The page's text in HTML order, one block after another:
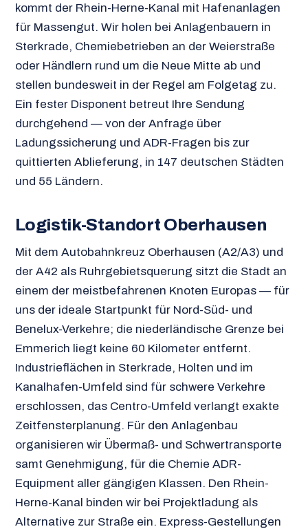
kommt der Rhein-Herne-Kanal mit Hafenanlagen
für Massengut. Wir holen bei Anlagenbauern in
Sterkrade, Chemiebetrieben an der Weierstraße
oder Händlern rund um die Neue Mitte ab und
stellen bundesweit in der Regel am Folgetag zu.
Ein fester Disponent betreut Ihre Sendung
durchgehend — von der Anfrage über
Ladungssicherung und ADR-Fragen bis zur
quittierten Ablieferung, in 147 deutschen Städten
und 55 Ländern.
Logistik-Standort Oberhausen
Mit dem Autobahnkreuz Oberhausen (A2/A3) und
der A42 als Ruhrgebietsquerung sitzt die Stadt an
einem der meistbefahrenen Knoten Europas — für
uns der ideale Startpunkt für Nord-Süd- und
Benelux-Verkehre; die niederländische Grenze bei
Emmerich liegt keine 60 Kilometer entfernt.
Industrieflächen in Sterkrade, Holten und im
Kanalhafen-Umfeld sind für schwere Verkehre
erschlossen, das Centro-Umfeld verlangt exakte
Zeitfensterplanung. Für den Anlagenbau
organisieren wir Übermaß- und Schwertransporte
samt Genehmigung, für die Chemie ADR-
Equipment aller gängigen Klassen. Den Rhein-
Herne-Kanal binden wir bei Projektladung als
Alternative zur Straße ein. Express-Gestellungen